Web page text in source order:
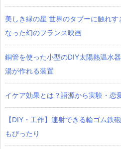
美しき緑の星 世界のタブーに触れ
なった幻のフランス映画
銅管を使った小型のDIY太陽熱温水
湯が作れる装置
イケア効果とは？語源から実験・恋
【DIY・工作】連射できる輪ゴム鉄
もぴったり